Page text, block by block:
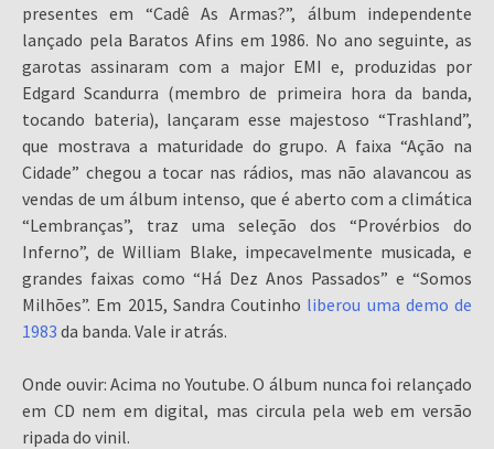
presentes em “Cadê As Armas?”, álbum independente
lançado pela Baratos Afins em 1986. No ano seguinte, as
garotas assinaram com a major EMI e, produzidas por
Edgard Scandurra (membro de primeira hora da banda,
tocando bateria), lançaram esse majestoso “Trashland”,
que mostrava a maturidade do grupo. A faixa “Ação na
Cidade” chegou a tocar nas rádios, mas não alavancou as
vendas de um álbum intenso, que é aberto com a climática
“Lembranças”, traz uma seleção dos “Provérbios do
Inferno”, de William Blake, impecavelmente musicada, e
grandes faixas como “Há Dez Anos Passados” e “Somos
Milhões”. Em 2015, Sandra Coutinho liberou uma demo de
1983 da banda. Vale ir atrás.
Onde ouvir: Acima no Youtube. O álbum nunca foi relançado
em CD nem em digital, mas circula pela web em versão
ripada do vinil.